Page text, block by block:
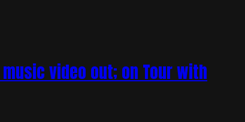
video out; on Tour with